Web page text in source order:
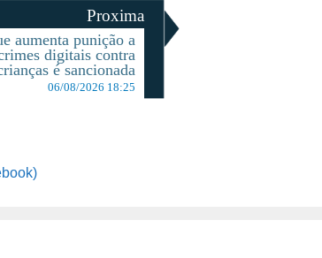
Proxima
aumenta punição a
digitais contra
é sancionada
06/08/2026 18:25